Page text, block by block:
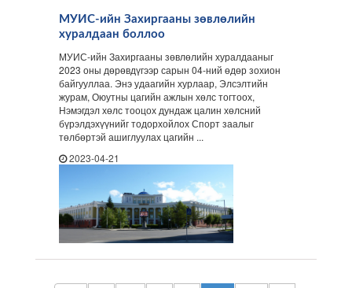
МУИС-ийн Захиргааны зөвлөлийн
хуралдаан боллоо
МУИС-ийн Захиргааны зөвлөлийн хуралдааныг
2023 оны дөрөвдүгээр сарын 04-ний өдөр зохион
байгууллаа. Энэ удаагийн хурлаар, Элсэлтийн
журам, Оюутны цагийн ажлын хөлс тогтоох,
Нэмэгдэл хөлс тооцох дундаж цалин хөлсний
бүрэлдэхүүнийг тодорхойлох Спорт заалыг
төлбөртэй ашиглуулах цагийн ...
2023-04-21